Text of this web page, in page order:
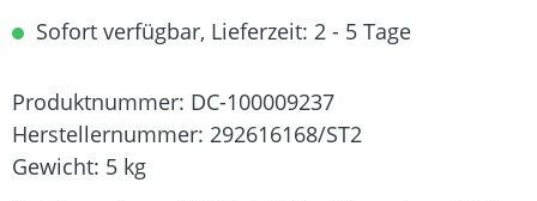
Sofort verfügbar, Lieferzeit: 2 - 5 Tage
Produktnummer: DC-100009237
Herstellernummer: 292616168/ST2
Gewicht: 5 kg